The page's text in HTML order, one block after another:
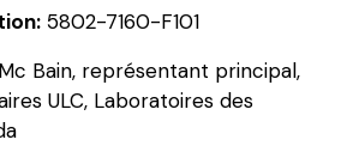
5802-7160-F101
Bain, représentant principal,
ULC, Laboratoires des